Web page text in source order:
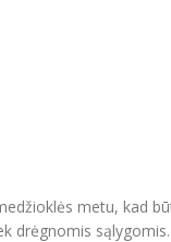
metu, kad
drėgnomis sąlygomis.